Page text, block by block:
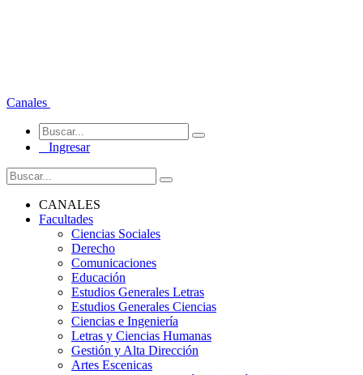
Canales
Ingresar
CANALES
Facultades
Ciencias Sociales
Derecho
Comunicaciones
Educación
Estudios Generales Letras
Estudios Generales Ciencias
Ciencias e Ingeniería
Letras y Ciencias Humanas
Gestión y Alta Dirección
Artes Escenicas